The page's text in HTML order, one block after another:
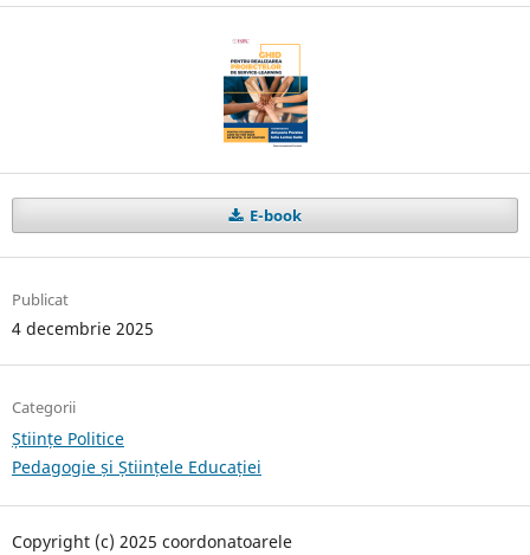
E-book
Publicat
4 decembrie 2025
Categorii
Științe Politice
Pedagogie și Științele Educației
Copyright (c) 2025 coordonatoarele